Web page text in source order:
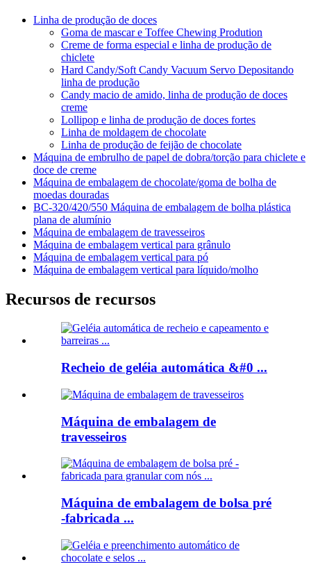
Linha de produção de doces
Goma de mascar e Toffee Chewing Prodution
Creme de forma especial e linha de produção de
chiclete
Hard Candy/Soft Candy Vacuum Servo Depositando
linha de produção
Candy macio de amido, linha de produção de doces
creme
Lollipop e linha de produção de doces fortes
Linha de moldagem de chocolate
Linha de produção de feijão de chocolate
Máquina de embrulho de papel de dobra/torção para chiclete e
doce de creme
Máquina de embalagem de chocolate/goma de bolha de
moedas douradas
BC-320/420/550 Máquina de embalagem de bolha plástica
plana de alumínio
Máquina de embalagem de travesseiros
Máquina de embalagem vertical para grânulo
Máquina de embalagem vertical para pó
Máquina de embalagem vertical para líquido/molho
Recursos de recursos
Recheio de geléia automática &#0 ...
Máquina de embalagem de
travesseiros
Máquina de embalagem de bolsa pré
-fabricada ...